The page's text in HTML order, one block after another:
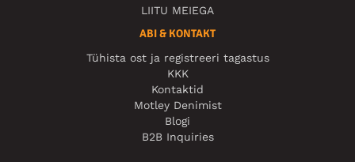
LIITU MEIEGA
ABI & KONTAKT
Tühista ost ja registreeri tagastus
KKK
Kontaktid
Motley Denimist
Blogi
B2B Inquiries